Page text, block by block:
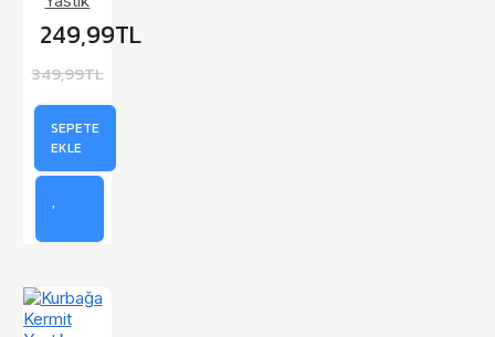
249,99TL
349,99TL
SEPETE
EKLE